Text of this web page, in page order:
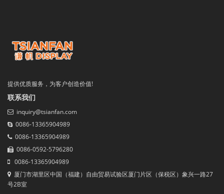
提供优质服务，为客户创造价值!
联系我们
inquiry@tsianfan.com
0086-13365904989
0086-13365904989
0086-0592-5796280
0086-13365904989
厦门市湖里区中国（福建）自由贸易试验区厦门片区（保税区）象兴一路27
号2B室